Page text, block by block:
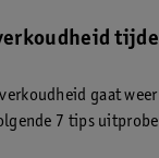
gaat
7 tips